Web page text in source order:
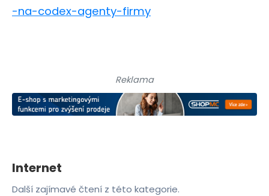
-na-codex-agenty-firmy
Reklama
Internet
Další zajímavé čtení z této kategorie.